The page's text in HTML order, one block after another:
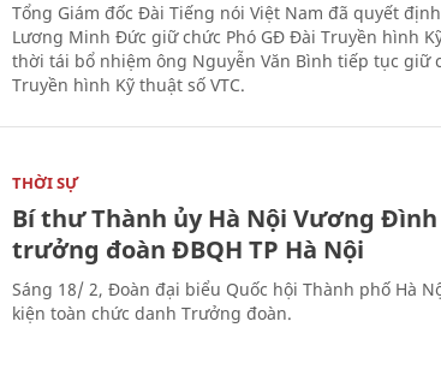
Tổng Giám đốc Đài Tiếng nói Việt Nam đã quyết
Lương Minh Đức giữ chức Phó GĐ Đài Truyền hình
thời tái bổ nhiệm ông Nguyễn Văn Bình tiếp tục giữ
Truyền hình Kỹ thuật số VTC.
THỜI SỰ
Bí thư Thành ủy Hà Nội Vương
trưởng đoàn ĐBQH TP Hà Nội
Sáng 18/ 2, Đoàn đại biểu Quốc hội Thành phố Hà
kiện toàn chức danh Trưởng đoàn.